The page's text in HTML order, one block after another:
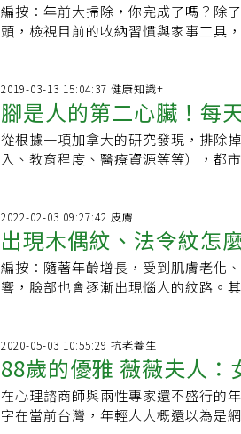
個持家秘方，教你如何
編按：年前大掃除，你完成了嗎？除
頭，檢視目前的收納習慣與家事工具
2019-03-13 15:04:37 健康知識+
腳是人的第二心臟！每
化
從根據一項加拿大的研究發現，排除
入、教育程度、醫療資源等等），都
2022-02-03 09:27:42 皮膚
出現木偶紋、法令紋怎
哪些？5方法預防紋路
編按：隨著年齡增長，受到肌膚老化
響，臉部也會逐漸出現惱人的紋路。
顯年紀的一種表徵，最主要則包括從
及從嘴角延伸到靠近下巴兩側，因為
「木偶紋」。 一般來說，木偶紋比法令紋看起來更容易增加視覺年齡，也經常是
判斷40歲和50歲外表的分水嶺。 但無論是哪種紋路，如果已經有隱約出現的跡
象，那麼一定要及早開始保養，如果放著不
2020-05-03 10:55:29 抗老養生
88歲的優雅 薇薇夫人：
定要有女朋友
在心理諮商師與兩性專家還不盛行的
字在當前台灣，年輕人大概還以為是